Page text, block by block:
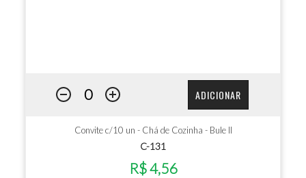
ADICIONAR
Convite c/10 un - Chá de Cozinha - Bule II
C-131
R$ 4,56